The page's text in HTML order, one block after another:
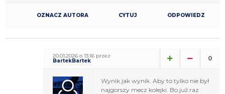
OZNACZ AUTORA CYTUJ ODPOWIEDZ
20.01.2026 o 13:16 przez
BartekBartek 0
Wynik jak wynik. Aby to tylko nie był
najgorszy mecz kolejki. Bo już raz